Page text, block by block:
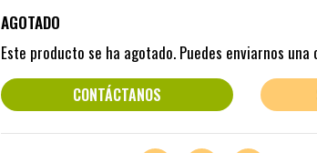
AGOTADO
Este producto se ha agotado. Puedes enviarnos
CONTÁCTANOS